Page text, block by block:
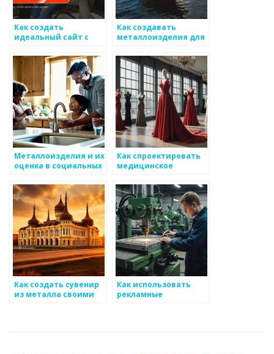
Как создать
идеальный сайт с
из tobiz.net
Как создавать
металлоизделия для
Металлоизделия и их
оценка в социальных
Как спроектировать
медицинское
металлоизделий
Как создать сувенир
из металла своими
Как использовать
рекламные